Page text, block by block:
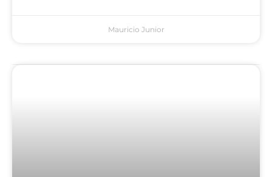
Mauricio Junior